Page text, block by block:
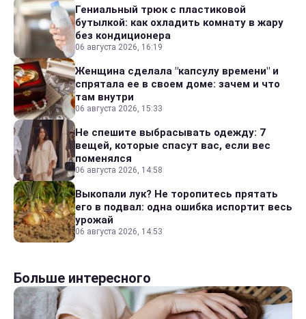
Гениальный трюк с пластиковой
бутылкой: как охладить комнату в жару
без кондиционера
06 августа 2026, 16:19
Женщина сделала "капсулу времени" и
спрятала ее в своем доме: зачем и что
там внутри
06 августа 2026, 15:33
Не спешите выбрасывать одежду: 7
вещей, которые спасут вас, если вес
поменялся
06 августа 2026, 14:58
Выкопали лук? Не торопитесь прятать
его в подвал: одна ошибка испортит весь
урожай
06 августа 2026, 14:53
Больше интересного